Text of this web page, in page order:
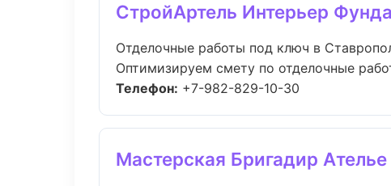
СтройАртель Интерьер
Отделочные работы под ключ в
Оптимизируем смету по отделочные
Телефон: +7-982-829-10-30
Мастерская Бригадир Ателье